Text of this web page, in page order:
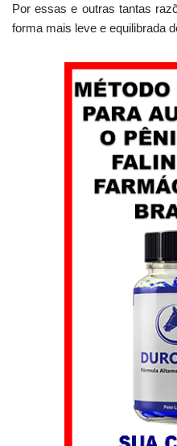
Por essas e outras tantas
forma mais leve e equilibrada